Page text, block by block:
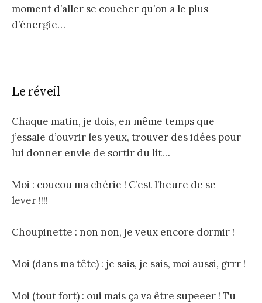
moment d’aller se coucher qu’on a le plus
d’énergie…
Le réveil
Chaque matin, je dois, en même temps que
j’essaie d’ouvrir les yeux, trouver des idées pour
lui donner envie de sortir du lit…
Moi : coucou ma chérie ! C’est l’heure de se
lever !!!!
Choupinette : non non, je veux encore dormir !
Moi (dans ma tête) : je sais, je sais, moi aussi, grrr !
Moi (tout fort) : oui mais ça va être supeeer ! Tu